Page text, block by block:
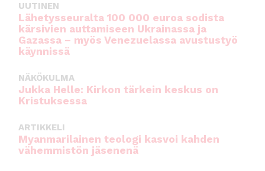
UUTINEN
Lähetysseuralta 100 000 euroa sodista
kärsivien auttamiseen Ukrainassa ja
Gazassa – myös Venezuelassa avustustyö
käynnissä
NÄKÖKULMA
Jukka Helle: Kirkon tärkein keskus on
Kristuksessa
ARTIKKELI
Myanmarilainen teologi kasvoi kahden
vähemmistön jäsenenä